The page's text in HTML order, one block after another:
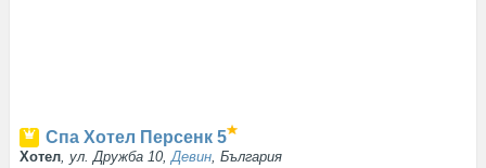
Спа Хотел Персенк 5
Хотел, ул. Дружба 10, Девин, България